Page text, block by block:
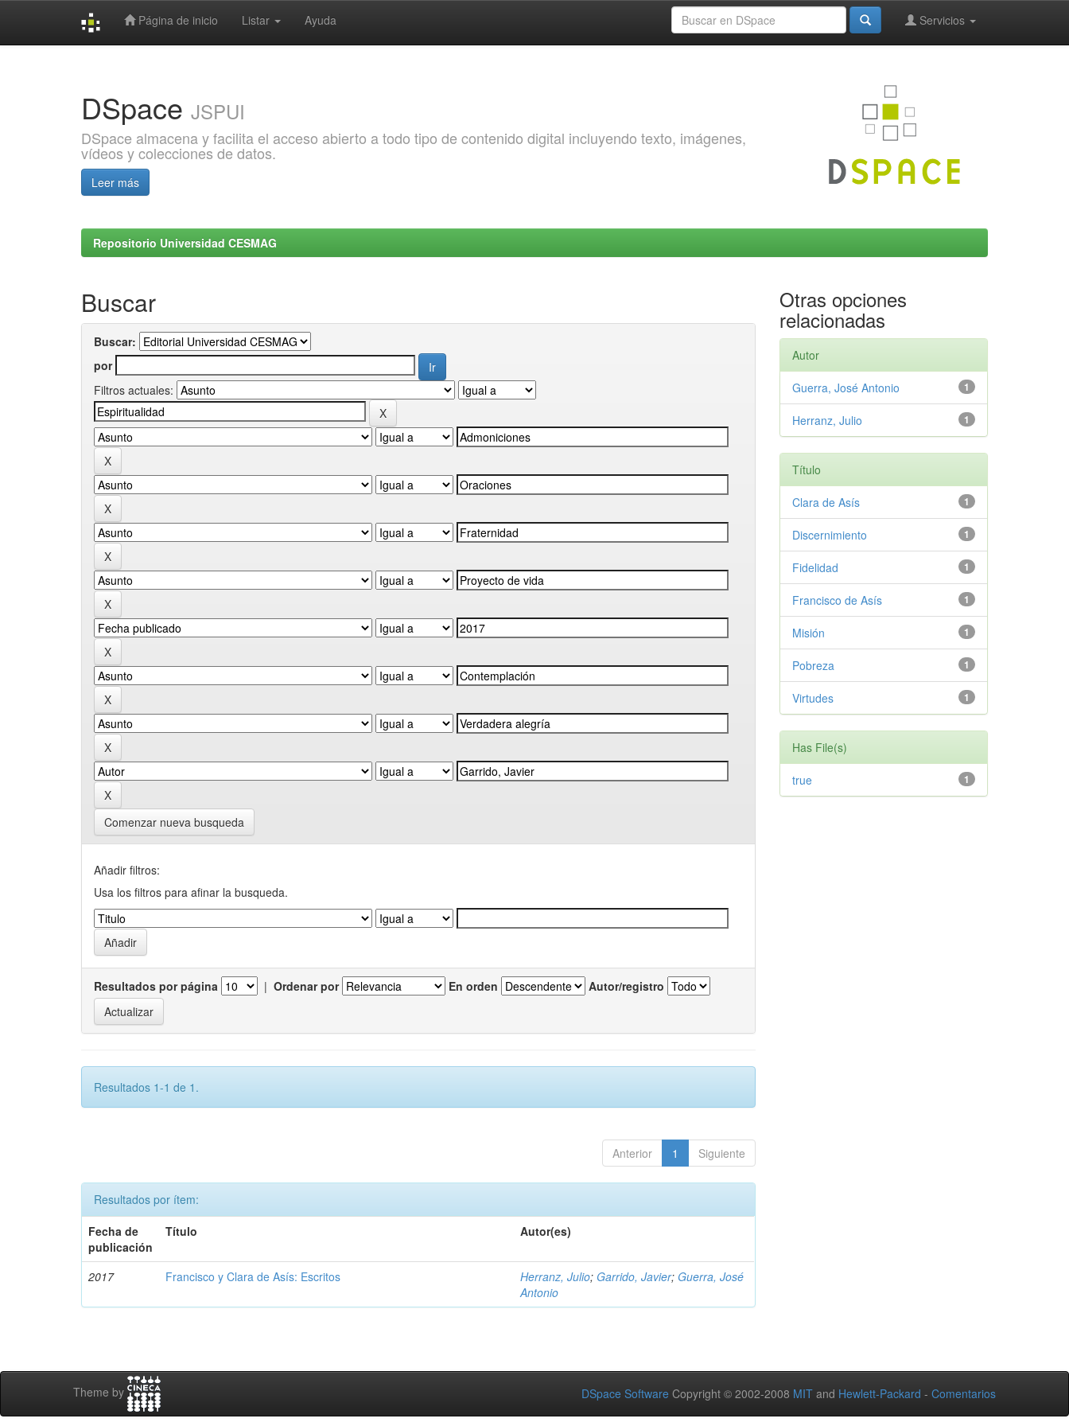
Página de inicio Listar Ayuda Servicios
DSpace JSPUI
DSpace almacena y facilita el acceso abierto a todo tipo de contenido digital incluyendo texto, imágenes,
vídeos y colecciones de datos.
Leer más
Repositorio Universidad CESMAG
Buscar
Buscar:
por
Filtros actuales:
Comenzar nueva busqueda
Añadir filtros:
Usa los filtros para afinar la busqueda.
Resultados por página | Ordenar por En orden Autor/registro
Resultados 1-1 de 1.
Anterior 1 Siguiente
Resultados por ítem:
Fecha de
publicación
Título Autor(es)
2017 Francisco y Clara de Asís: Escritos Herranz, Julio; Garrido, Javier; Guerra, José
Antonio
Otras opciones
relacionadas
Autor
1
Guerra, José Antonio
1
Herranz, Julio
Título
1
Clara de Asís
1
Discernimiento
1
Fidelidad
1
Francisco de Asís
1
Misión
1
Pobreza
1
Virtudes
Has File(s)
1
true
Theme by DSpace Software Copyright © 2002-2008 MIT and Hewlett-Packard - Comentarios